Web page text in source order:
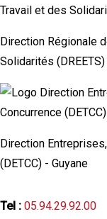
Direction Régionale
Solidarités
Direction
(DETCC) - Guyane
Tel : 05.94.29.92.00